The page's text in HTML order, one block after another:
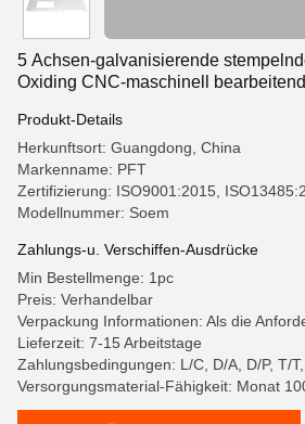
5 Achsen-galvanisierende
Oxiding CNC-maschinell
Produkt-Details
Herkunftsort: Guangdong, China
Markenname: PFT
Zertifizierung: ISO9001:2015,
Modellnummer: Soem
Zahlungs-u. Verschiffen-Ausdrücke
Min Bestellmenge: 1pc
Preis: Verhandelbar
Verpackung Informationen: Als die
Lieferzeit: 7-15 Arbeitstage
Zahlungsbedingungen: L/C, D/A, D/P, T/
Versorgungsmaterial-Fähigkeit: Monat